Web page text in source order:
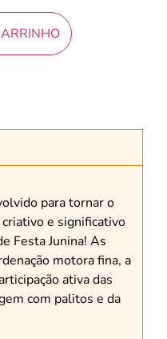
para tornar o
e significativo
Festa Junina! As
motora fina, a
ativa das
com palitos e da